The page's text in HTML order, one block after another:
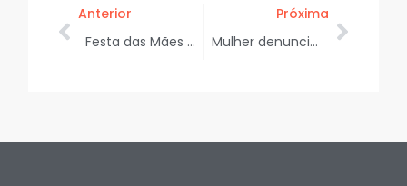
Anterior
Festa das Mães reúne milhares de pessoas em celebração pela Prefeitura de Riachuelo
Próxima
Mulher denuncia ameaças e caso de violência doméstica em Poço Redondo